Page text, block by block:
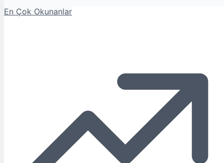
En Çok Okunanlar